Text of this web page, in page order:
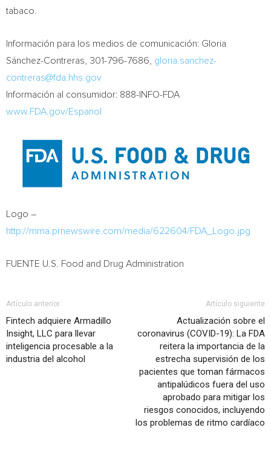
tabaco.
Información para los medios de comunicación: Gloria
Sánchez-Contreras, 301-796-7686, gloria.sanchez-
contreras@fda.hhs.gov
Información al consumidor: 888-INFO-FDA
www.FDA.gov/Espanol
Logo –
http://mma.prnewswire.com/media/622604/FDA_Logo.jpg
FUENTE U.S. Food and Drug Administration
Artículo anterior
Fintech adquiere Armadillo
Insight, LLC para llevar
inteligencia procesable a la
industria del alcohol
Artículo siguiente
Actualización sobre el
coronavirus (COVID-19): La FDA
reitera la importancia de la
estrecha supervisión de los
pacientes que toman fármacos
antipalúdicos fuera del uso
aprobado para mitigar los
riesgos conocidos, incluyendo
los problemas de ritmo cardíaco